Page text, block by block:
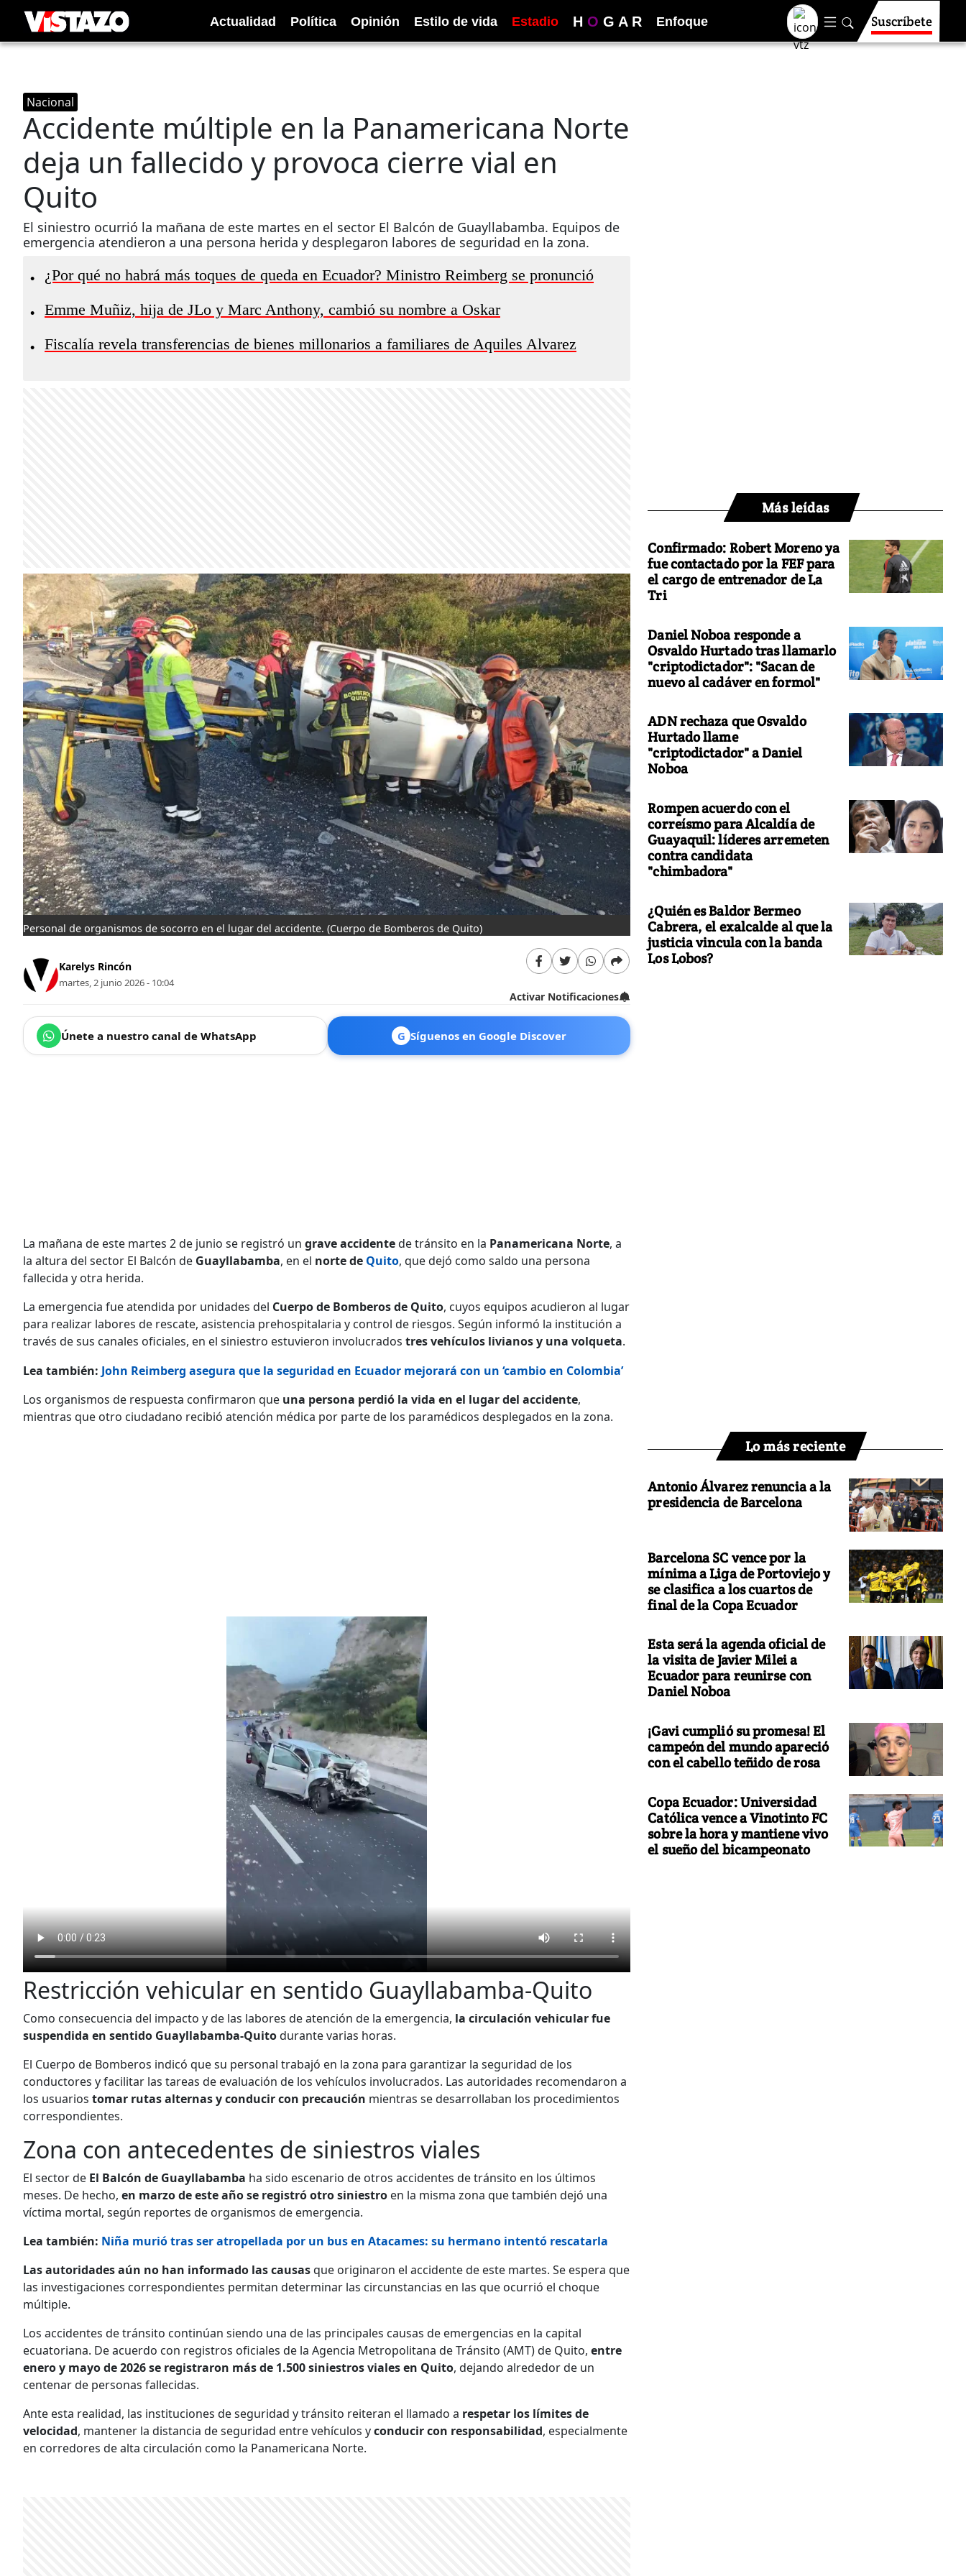
Actualidad Política Opinión Estilo de vida Estadio H O G A R Enfoque Suscríbete
Nacional
Accidente múltiple en la Panamericana Norte
deja un fallecido y provoca cierre vial en
Quito
El siniestro ocurrió la mañana de este martes en el sector El Balcón de Guayllabamba. Equipos de
emergencia atendieron a una persona herida y desplegaron labores de seguridad en la zona.
• ¿Por qué no habrá más toques de queda en Ecuador? Ministro Reimberg se pronunció
• Emme Muñiz, hija de JLo y Marc Anthony, cambió su nombre a Oskar
• Fiscalía revela transferencias de bienes millonarios a familiares de Aquiles Alvarez
Personal de organismos de socorro en el lugar del accidente. (Cuerpo de Bomberos de Quito)
Karelys Rincón
martes, 2 junio 2026 - 10:04
Activar Notificaciones
Únete a nuestro canal de WhatsApp G Síguenos en Google Discover
La mañana de este martes 2 de junio se registró un grave accidentede tránsito en la Panamericana Norte, a
la altura del sector El Balcón de Guayllabamba, en el norte de Quito, que dejó como saldo una persona
fallecida y otra herida.
La emergencia fue atendida por unidades del Cuerpo de Bomberos de Quito, cuyos equipos acudieron al lugar
para realizar labores de rescate, asistencia prehospitalaria y control de riesgos. Según informó la institución a
través de sus canales oficiales, en el siniestro estuvieron involucrados tres vehículos livianos y una volqueta.
Lea también: John Reimberg asegura que la seguridad en Ecuador mejorará con un ‘cambio en Colombia’
Los organismos de respuesta confirmaron que una persona perdió la vida en el lugar del accidente,
mientras que otro ciudadano recibió atención médica por parte de los paramédicos desplegados en la zona.
Restricción vehicular en sentido Guayllabamba-Quito
Como consecuencia del impacto y de las labores de atención de la emergencia, la circulación vehicular fue
suspendida en sentido Guayllabamba-Quitodurante varias horas.
El Cuerpo de Bomberos indicó que su personal trabajó en la zona para garantizar la seguridad de los
conductores y facilitar las tareas de evaluación de los vehículos involucrados. Las autoridades recomendaron a
los usuarios tomar rutas alternas y conducir con precaución mientras se desarrollaban los procedimientos
correspondientes.
Zona con antecedentes de siniestros viales
El sector de El Balcón de Guayllabamba ha sido escenario de otros accidentes de tránsito en los últimos
meses. De hecho, en marzo de este año se registró otro siniestro en la misma zona que también dejó una
víctima mortal, según reportes de organismos de emergencia.
Lea también: Niña murió tras ser atropellada por un bus en Atacames: su hermano intentó rescatarla
Las autoridades aún no han informado las causasque originaron el accidente de este martes. Se espera que
las investigaciones correspondientes permitan determinar las circunstancias en las que ocurrió el choque
múltiple.
Los accidentes de tránsito continúan siendo una de las principales causas de emergencias en la capital
ecuatoriana. De acuerdo con registros oficiales de la Agencia Metropolitana de Tránsito (AMT) de Quito, entre
enero y mayo de 2026 se registraron más de 1.500 siniestros viales en Quito, dejando alrededor de un
centenar de personas fallecidas.
Ante esta realidad, las instituciones de seguridad y tránsito reiteran el llamado a respetar los límites de
velocidad, mantener la distancia de seguridad entre vehículos yconducir con responsabilidad, especialmente
en corredores de alta circulación como la Panamericana Norte.
Más leídas
Confirmado: Robert Moreno ya
fue contactado por la FEF para
el cargo de entrenador de La
Tri
Daniel Noboa responde a
Osvaldo Hurtado tras llamarlo
"criptodictador": "Sacan de
nuevo al cadáver en formol"
ADN rechaza que Osvaldo
Hurtado llame
"criptodictador" a Daniel
Noboa
Rompen acuerdo con el
correísmo para Alcaldía de
Guayaquil: líderes arremeten
contra candidata
"chimbadora"
¿Quién es Baldor Bermeo
Cabrera, el exalcalde al que la
justicia vincula con la banda
Los Lobos?
Lo más reciente
Antonio Álvarez renuncia a la
presidencia de Barcelona
Barcelona SC vence por la
mínima a Liga de Portoviejo y
se clasifica a los cuartos de
final de la Copa Ecuador
Esta será la agenda oficial de
la visita de Javier Milei a
Ecuador para reunirse con
Daniel Noboa
¡Gavi cumplió su promesa! El
campeón del mundo apareció
con el cabello teñido de rosa
Copa Ecuador: Universidad
Católica vence a Vinotinto FC
sobre la hora y mantiene vivo
el sueño del bicampeonato